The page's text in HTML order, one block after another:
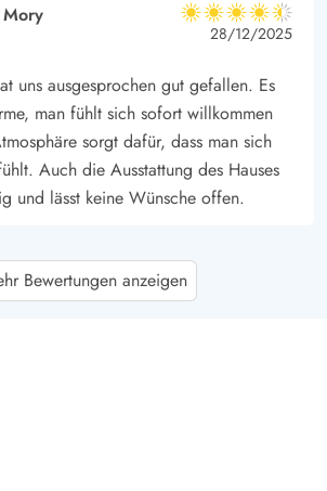
Mory
4.5 von 5
4.5 von 5
4.5 out of 5
28/12/2025
uns ausgesprochen gut gefallen. Es
man fühlt sich sofort willkommen
sorgt dafür, dass man sich
Auch die Ausstattung des Hauses
und lässt keine Wünsche offen.
5 von 5
5 out of 5
Bewertungen anzeigen